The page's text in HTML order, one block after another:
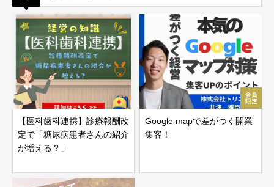
【医科歯科連携】診療報酬改
定で「糖尿病患者さんの紹介
が増える？」
Google mapで差がつく開業
集客！